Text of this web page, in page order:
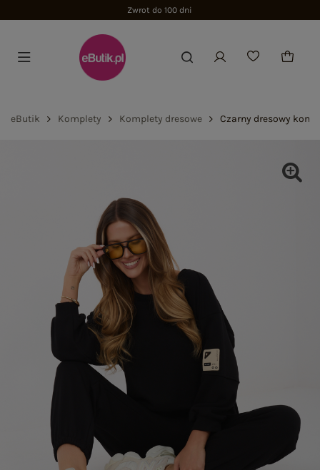
Zwrot do 100 dni
eButik Komplety Komplety dresowe Czarny dresowy